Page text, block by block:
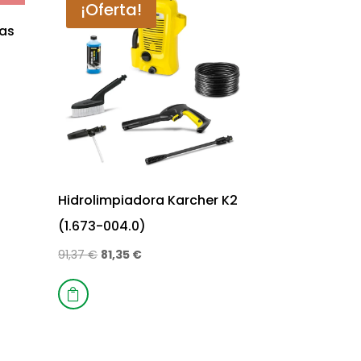
¡Oferta!
Hidrolimpiadora Karcher K2
(1.673-004.0)
91,37€ El
81,35 €El
